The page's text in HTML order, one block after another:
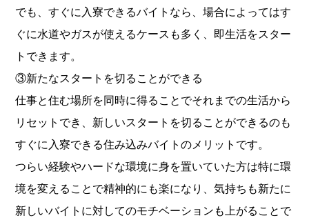
でも、すぐに入寮できるバイトなら、場合によってはす
ぐに水道やガスが使えるケースも多く、即生活をスター
トできます。
③新たなスタートを切ることができる
仕事と住む場所を同時に得ることでそれまでの生活から
リセットでき、新しいスタートを切ることができるのも
すぐに入寮できる住み込みバイトのメリットです。
つらい経験やハードな環境に身を置いていた方は特に環
境を変えることで精神的にも楽になり、気持ちも新たに
新しいバイトに対してのモチベーションも上がることで